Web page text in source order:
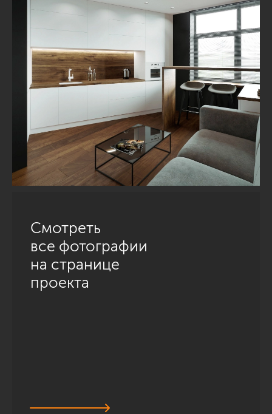
Смотреть
все фотографии
на странице
проекта